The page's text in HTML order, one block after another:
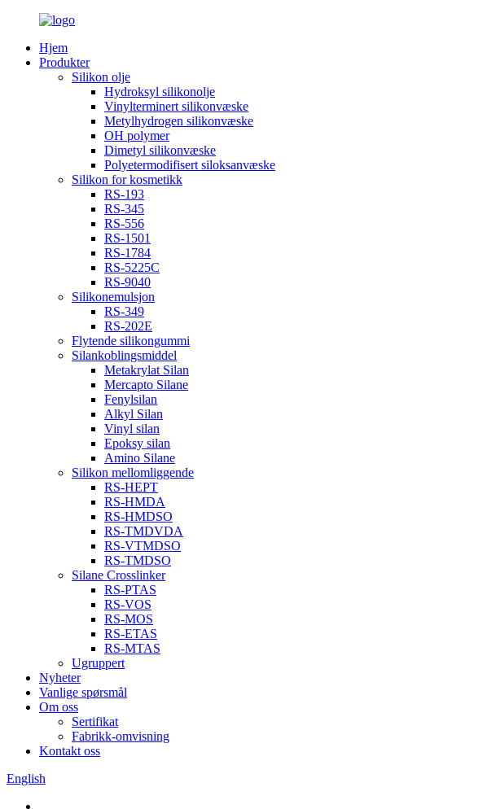
Hjem
Produkter
Silikon olje
Hydroksyl silikonolje
Vinylterminert silikonvæske
Metylhydrogen silikonvæske
OH polymer
Dimetyl silikonvæske
Polyetermodifisert siloksanvæske
Silikon for kosmetikk
RS-193
RS-345
RS-556
RS-1501
RS-1784
RS-5225C
RS-9040
Silikonemulsjon
RS-349
RS-202E
Flytende silikongummi
Silankoblingsmiddel
Metakrylat Silan
Mercapto Silane
Fenylsilan
Alkyl Silan
Vinyl silan
Epoksy silan
Amino Silane
Silikon mellomliggende
RS-HEPT
RS-HMDA
RS-HMDSO
RS-TMDVDA
RS-VTMDSO
RS-TMDSO
Silane Crosslinker
RS-PTAS
RS-VOS
RS-MOS
RS-ETAS
RS-MTAS
Ugruppert
Nyheter
Vanlige spørsmål
Om oss
Sertifikat
Fabrikk-omvisning
Kontakt oss
English